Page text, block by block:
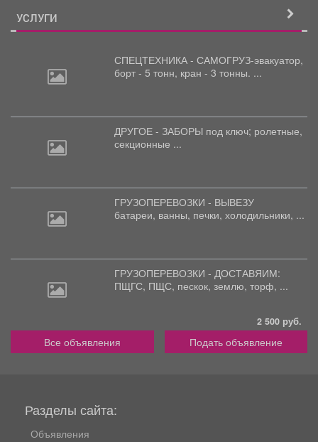
УСЛУГИ
СПЕЦТЕХНИКА - САМОГРУЗ-эвакуатор,
борт - 5 тонн, кран - 3 тонны. ...
ДРУГОЕ - ЗАБОРЫ под ключ; ролетные,
секционные ...
ГРУЗОПЕРЕВОЗКИ - ВЫВЕЗУ
батареи, ванны, печки, холодильники, ...
ГРУЗОПЕРЕВОЗКИ - ДОСТАВЯИМ:
ПЩГС, ПЩС, пескок, землю, торф, ...
2 500 руб.
Все объявления Подать объявление
Разделы сайта:
Объявления